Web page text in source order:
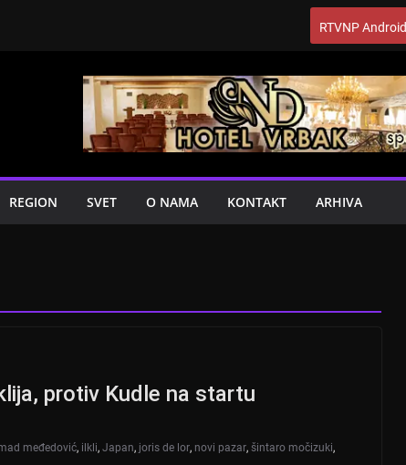
RTVNP Android
REGION SVET O NAMA KONTAKT ARHIVA
protiv Kudle na startu
međedović, ilkli, Japan, joris de lor, novi pazar, šintaro močizuki,